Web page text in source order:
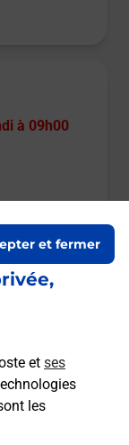
et ses
les
et fermer
à 09h00